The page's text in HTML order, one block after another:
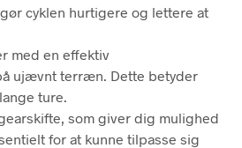
cyklen hurtigere og lettere at
med en effektiv
ujævnt terræn. Dette betyder
ture.
som giver dig mulighed
for at kunne tilpasse sig